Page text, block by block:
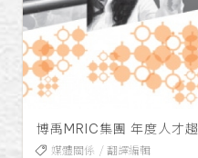
媒體關係 翻譯編輯